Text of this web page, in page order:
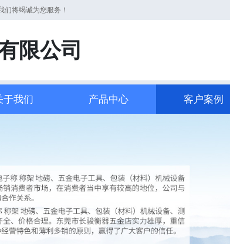
将竭诚为您服务！
限公司
于我们 产品中心 客户案例